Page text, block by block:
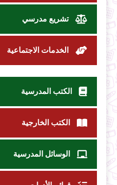
تشريع مدرسي
الخدمات الاجتماعية
الكتب المدرسية
الكتب الخارجية
الوسائل المدرسية